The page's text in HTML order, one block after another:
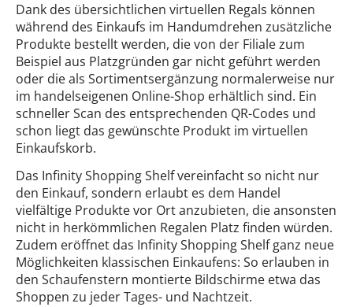
Dank des übersichtlichen virtuellen Regals können
während des Einkaufs im Handumdrehen zusätzliche
Produkte bestellt werden, die von der Filiale zum
Beispiel aus Platzgründen gar nicht geführt werden
oder die als Sortimentsergänzung normalerweise nur
im handelseigenen Online-Shop erhältlich sind. Ein
schneller Scan des entsprechenden QR-Codes und
schon liegt das gewünschte Produkt im virtuellen
Einkaufskorb.
Das Infinity Shopping Shelf vereinfacht so nicht nur
den Einkauf, sondern erlaubt es dem Handel
vielfältige Produkte vor Ort anzubieten, die ansonsten
nicht in herkömmlichen Regalen Platz finden würden.
Zudem eröffnet das Infinity Shopping Shelf ganz neue
Möglichkeiten klassischen Einkaufens: So erlauben in
den Schaufenstern montierte Bildschirme etwa das
Shoppen zu jeder Tages- und Nachtzeit.